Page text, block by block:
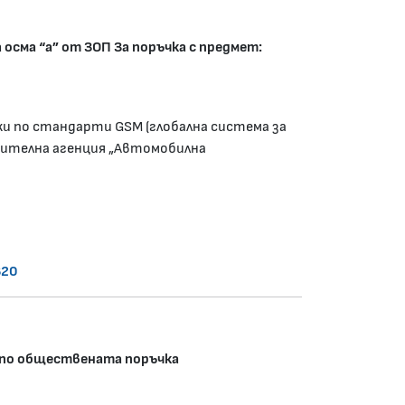
“а” от ЗОП За поръчка с предмет:
стандарти GSM (глобална система за
агенция „Автомобилна
обществената поръчка